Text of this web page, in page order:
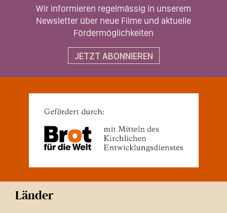
Wir informieren regelmässig in unserem
Newsletter über neue Filme und aktuelle
Fördermöglichkeiten
JETZT ABONNIEREN
Länder